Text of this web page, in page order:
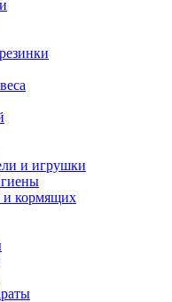
и игрушки
и кормящих